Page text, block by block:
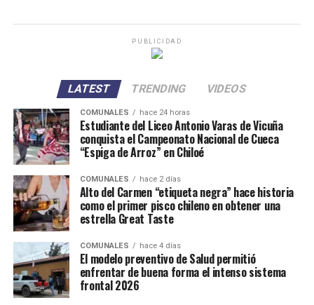
PUBLICIDAD
LATEST TRENDING VIDEOS
COMUNALES hace 24 horas
Estudiante del Liceo Antonio Varas de Vicuña
conquista el Campeonato Nacional de Cueca
“Espiga de Arroz” en Chiloé
COMUNALES hace 2 días
Alto del Carmen “etiqueta negra” hace historia
como el primer pisco chileno en obtener una
estrella Great Taste
COMUNALES hace 4 días
El modelo preventivo de Salud permitió
enfrentar de buena forma el intenso sistema
frontal 2026